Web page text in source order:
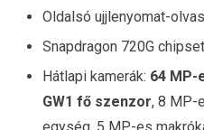
Oldalsó ujjlenyomat-
Snapdragon 720G chipset
Hátlapi kamerák: 64 MP-
GW1 fő szenzor, 8 MP-